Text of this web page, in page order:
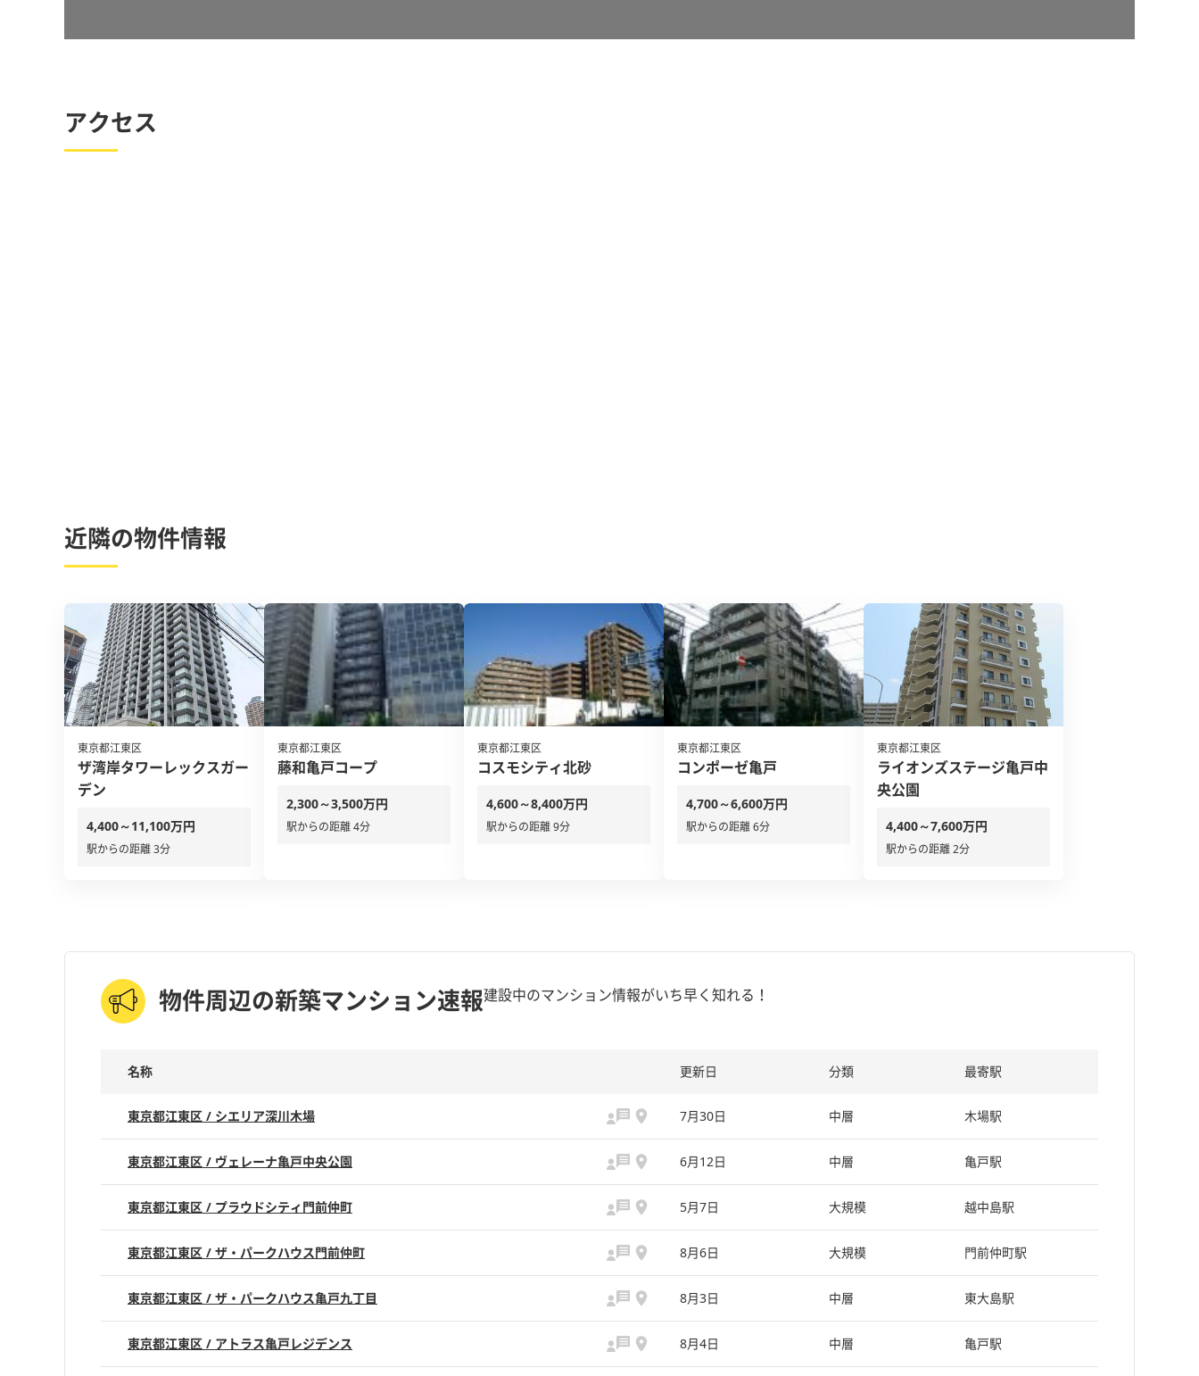
アクセス
近隣の物件情報
東京都江東区
ザ湾岸タワーレックスガー
デン
4,400～11,100万円
駅からの距離 3分
東京都江東区
藤和亀戸コープ
2,300～3,500万円
駅からの距離 4分
東京都江東区
コスモシティ北砂
4,600～8,400万円
駅からの距離 9分
東京都江東区
コンポーゼ亀戸
4,700～6,600万円
駅からの距離 6分
東京都江東区
ライオンズステージ亀戸中
央公園
4,400～7,600万円
駅からの距離 2分
物件周辺の新築マンション速報建設中のマンション情報がいち早く知れる！
名称 更新日 分類 最寄駅
東京都江東区 / シエリア深川木場 7月30日 中層 木場駅
東京都江東区 / ヴェレーナ亀戸中央公園 6月12日 中層 亀戸駅
東京都江東区 / プラウドシティ門前仲町 5月7日 大規模 越中島駅
東京都江東区 / ザ・パークハウス門前仲町 8月6日 大規模 門前仲町駅
東京都江東区 / ザ・パークハウス亀戸九丁目 8月3日 中層 東大島駅
東京都江東区 / アトラス亀戸レジデンス 8月4日 中層 亀戸駅